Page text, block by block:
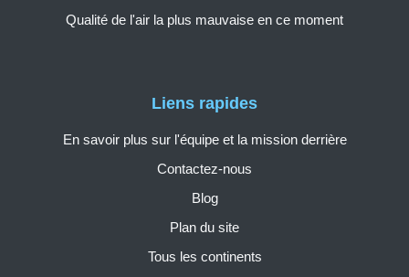
Liens rapides
En savoir plus sur l'équipe et la mission derrière
Contactez-nous
Blog
Plan du site
Tous les continents
Qualité de l'air la plus mauvaise en ce moment